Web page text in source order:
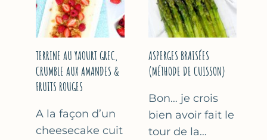
YAOURT
GREC
TERRINE AU YAOURT GREC,
CRUMBLE AUX AMANDES &
FRUITS ROUGES
A la façon d’un
cheesecake cuit
ASPERGES BRAISÉES
(MÉTHODE DE CUISSON)
Bon… je crois
bien avoir fait le
tour de la…